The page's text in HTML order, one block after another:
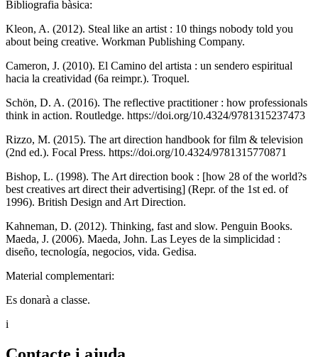
Bibliografia bàsica:
Kleon, A. (2012). Steal like an artist : 10 things nobody told you
about being creative. Workman Publishing Company.
Cameron, J. (2010). El Camino del artista : un sendero espiritual
hacia la creatividad (6a reimpr.). Troquel.
Schön, D. A. (2016). The reflective practitioner : how professionals
think in action. Routledge. https://doi.org/10.4324/9781315237473
Rizzo, M. (2015). The art direction handbook for film & television
(2nd ed.). Focal Press. https://doi.org/10.4324/9781315770871
Bishop, L. (1998). The Art direction book : [how 28 of the world?s
best creatives art direct their advertising] (Repr. of the 1st ed. of
1996). British Design and Art Direction.
Kahneman, D. (2012). Thinking, fast and slow. Penguin Books.
Maeda, J. (2006). Maeda, John. Las Leyes de la simplicidad :
diseño, tecnología, negocios, vida. Gedisa.
Material complementari:
Es donarà a classe.
i